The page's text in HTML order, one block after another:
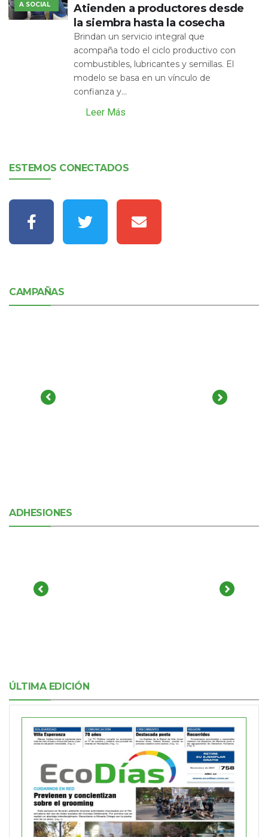
A SOCIAL
Atienden a productores desde
la siembra hasta la cosecha
Brindan un servicio integral que
acompaña todo el ciclo productivo con
combustibles, lubricantes y semillas. El
modelo se basa en un vínculo de
confianza y...
Leer Más
ESTEMOS CONECTADOS
CAMPAÑAS
ADHESIONES
ÚLTIMA EDICIÓN